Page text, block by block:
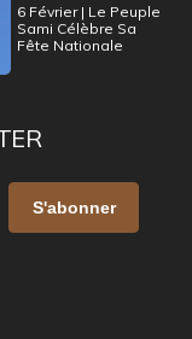
6 Février | Le Peuple
Sami Célèbre Sa
Fête Nationale
S'abonner